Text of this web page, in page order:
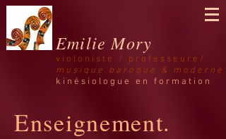
Emilie Mory
violoniste / professeure/
musique
baroque & moderne
kinésiologue en formation
Enseignement.